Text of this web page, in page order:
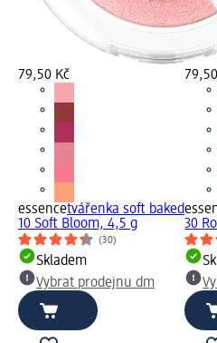
79,50 Kč
essencetvářenka soft baked
10 Soft Bloom, 4,5 g
(30)
Skladem
Vybrat prodejnu dm
30